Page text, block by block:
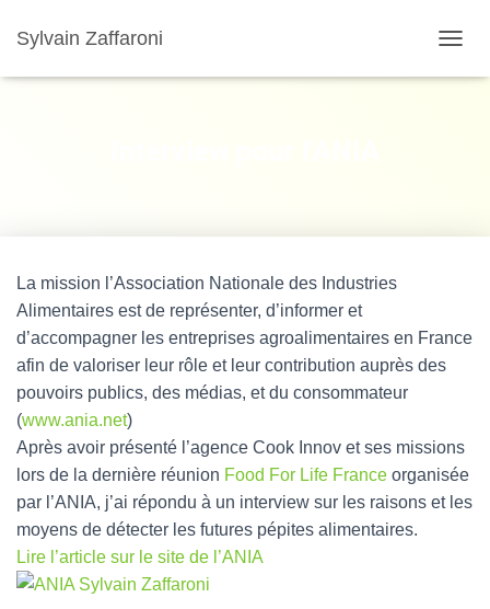
Sylvain Zaffaroni
La mission l’Association Nationale des Industries
Alimentaires est de représenter, d’informer et
d’accompagner les entreprises agroalimentaires en France
afin de valoriser leur rôle et leur contribution auprès des
pouvoirs publics, des médias, et du consommateur
(www.ania.net)
Après avoir présenté l’agence Cook Innov et ses missions
lors de la dernière réunion Food For Life France organisée
par l’ANIA, j’ai répondu à un interview sur les raisons et les
moyens de détecter les futures pépites alimentaires.
Lire l’article sur le site de l’ANIA